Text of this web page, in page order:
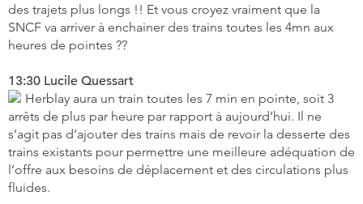
des trajets plus longs !! Et vous croyez vraiment que la
SNCF va arriver à enchainer des trains toutes les 4mn aux
heures de pointes ??
13:30 Lucile Quessart
Herblay aura un train toutes les 7 min en pointe, soit 3
arrêts de plus par heure par rapport à aujourd’hui. Il ne
s’agit pas d’ajouter des trains mais de revoir la desserte des
trains existants pour permettre une meilleure adéquation de
l’offre aux besoins de déplacement et des circulations plus
fluides.